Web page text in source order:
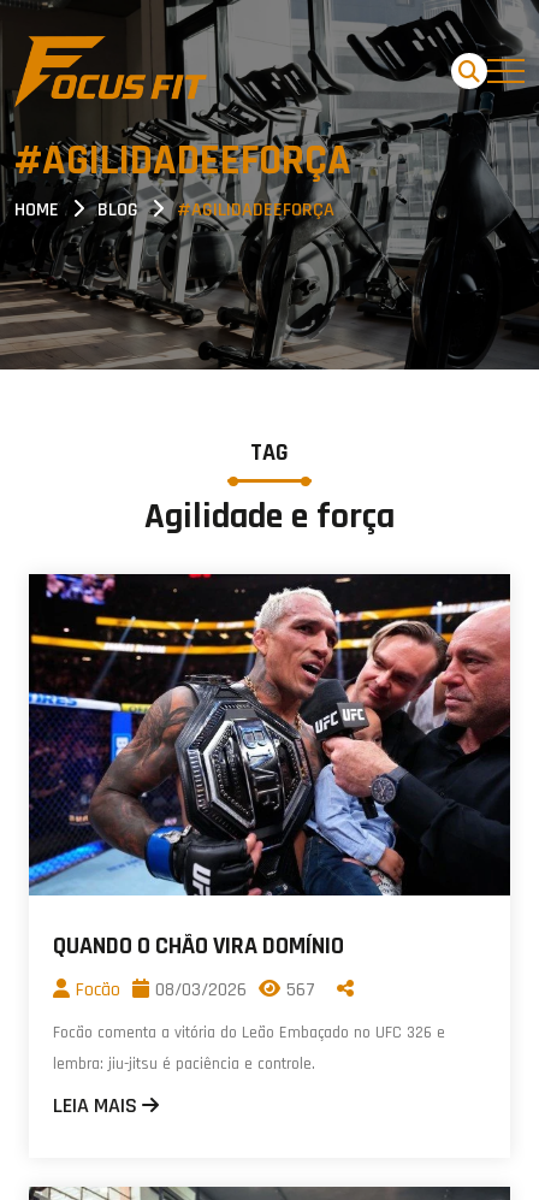
#AGILIDADEEFORÇA
HOME BLOG #AGILIDADEEFORÇA
TAG
Agilidade e força
QUANDO O CHÃO VIRA DOMÍNIO
Focão 08/03/2026 567
Focão comenta a vitória do Leão Embaçado no UFC 326 e
lembra: jiu-jitsu é paciência e controle.
LEIA MAIS